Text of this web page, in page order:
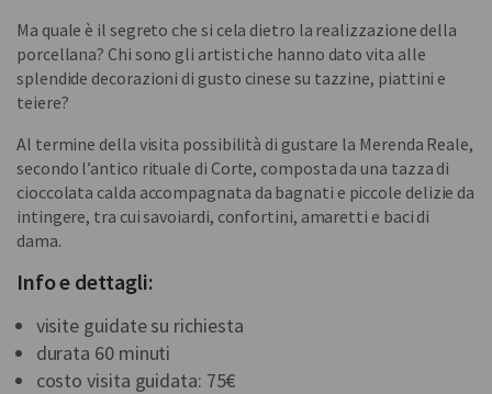
Ma quale è il segreto che si cela dietro la realizzazione della
porcellana? Chi sono gli artisti che hanno dato vita alle
splendide decorazioni di gusto cinese su tazzine, piattini e
teiere?
Al termine della visita possibilità di gustare la Merenda Reale,
secondo l’antico rituale di Corte, composta da una tazza di
cioccolata calda accompagnata da bagnati e piccole delizie da
intingere, tra cui savoiardi, confortini, amaretti e baci di
dama.
Info e dettagli:
visite guidate su richiesta
durata 60 minuti
costo visita guidata: 75€